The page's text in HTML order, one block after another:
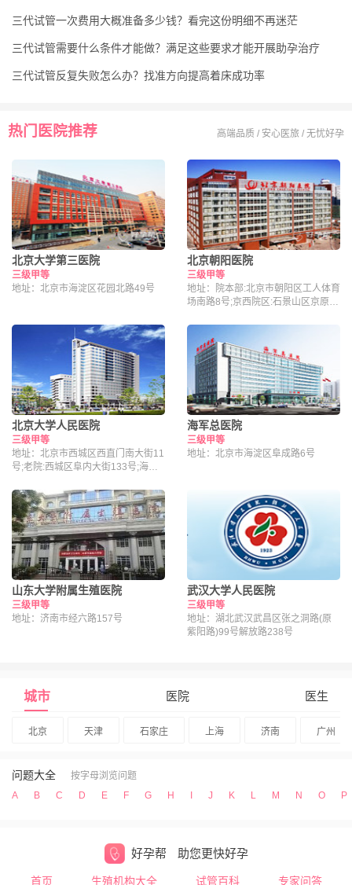
三代试管一次费用大概准备多少钱？看完这份明细不再迷茫
三代试管需要什么条件才能做？满足这些要求才能开展助孕治疗
三代试管反复失败怎么办？找准方向提高着床成功率
热门医院推荐 高端品质 / 安心医旅 / 无忧好孕
北京大学第三医院
三级甲等
地址：北京市海淀区花园北路49号
北京朝阳医院
三级甲等
地址：院本部:北京市朝阳区工人体育
场南路8号;京西院区:石景山区京原路
北京大学人民医院
三级甲等
地址：北京市西城区西直门南大街11
号;老院:西城区阜内大街133号;海淀
海军总医院
三级甲等
地址：北京市海淀区阜成路6号
山东大学附属生殖医院
三级甲等
地址：济南市经六路157号
武汉大学人民医院
三级甲等
地址：湖北武汉武昌区张之洞路(原
紫阳路)99号解放路238号
城市 医院 医生
北京 天津 石家庄 上海 济南 广州
问题大全
按字母浏览问题
A
B C D E F G H I J K L M N O P
好孕帮 助您更快好孕
首页 生殖机构大全 试管百科 专家问答